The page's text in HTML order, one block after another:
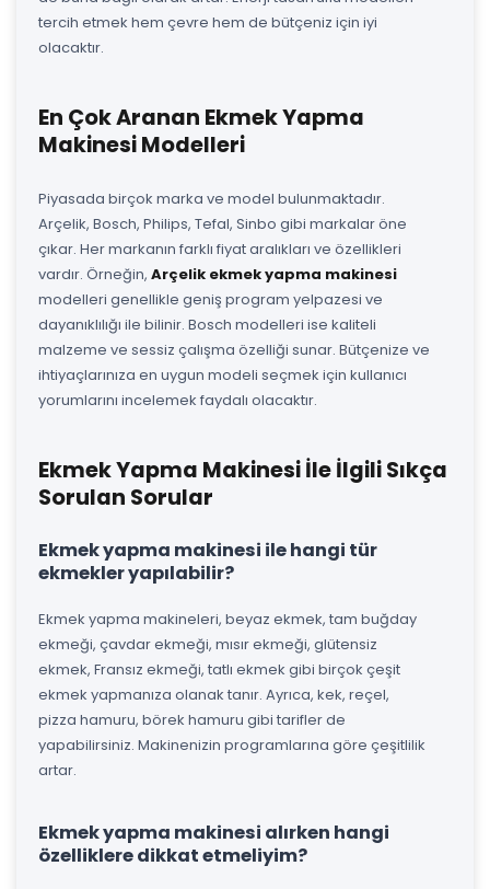
tercih etmek hem çevre hem de bütçeniz için iyi
olacaktır.
En Çok Aranan Ekmek Yapma
Makinesi Modelleri
Piyasada birçok marka ve model bulunmaktadır.
Arçelik, Bosch, Philips, Tefal, Sinbo gibi markalar öne
çıkar. Her markanın farklı fiyat aralıkları ve özellikleri
vardır. Örneğin, Arçelik ekmek yapma makinesi
modelleri genellikle geniş program yelpazesi ve
dayanıklılığı ile bilinir. Bosch modelleri ise kaliteli
malzeme ve sessiz çalışma özelliği sunar. Bütçenize ve
ihtiyaçlarınıza en uygun modeli seçmek için kullanıcı
yorumlarını incelemek faydalı olacaktır.
Ekmek Yapma Makinesi İle İlgili Sıkça
Sorulan Sorular
Ekmek yapma makinesi ile hangi tür
ekmekler yapılabilir?
Ekmek yapma makineleri, beyaz ekmek, tam buğday
ekmeği, çavdar ekmeği, mısır ekmeği, glütensiz
ekmek, Fransız ekmeği, tatlı ekmek gibi birçok çeşit
ekmek yapmanıza olanak tanır. Ayrıca, kek, reçel,
pizza hamuru, börek hamuru gibi tarifler de
yapabilirsiniz. Makinenizin programlarına göre çeşitlilik
artar.
Ekmek yapma makinesi alırken hangi
özelliklere dikkat etmeliyim?